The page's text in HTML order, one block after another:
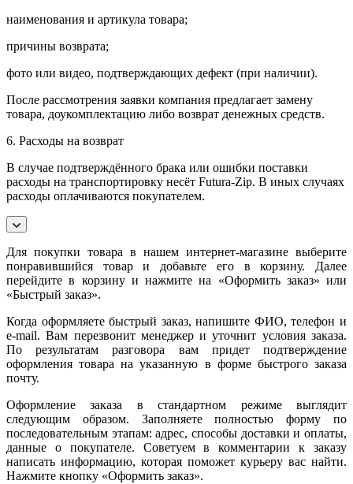
наименования и артикула товара;
причины возврата;
фото или видео, подтверждающих дефект (при наличии).
После рассмотрения заявки компания предлагает замену
товара, доукомплектацию либо возврат денежных средств.
6. Расходы на возврат
В случае подтверждённого брака или ошибки поставки
расходы на транспортировку несёт Futura-Zip. В иных случаях
расходы оплачиваются покупателем.
Для покупки товара в нашем интернет-магазине выберите
понравившийся товар и добавьте его в корзину. Далее
перейдите в корзину и нажмите на «Оформить заказ» или
«Быстрый заказ».
Когда оформляете быстрый заказ, напишите ФИО, телефон и
e-mail. Вам перезвонит менеджер и уточнит условия заказа.
По результатам разговора вам придет подтверждение
оформления товара на указанную в форме быстрого заказа
почту.
Оформление заказа в стандартном режиме выглядит
следующим образом. Заполняете полностью форму по
последовательным этапам: адрес, способы доставки и оплаты,
данные о покупателе. Советуем в комментарии к заказу
написать информацию, которая поможет курьеру вас найти.
Нажмите кнопку «Оформить заказ».